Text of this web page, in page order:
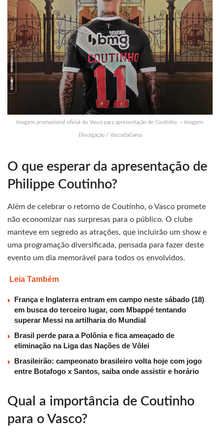
Imagem promocional oficial do Vasco para apresentação de Coutinho. – Imagem:
Divulgação / VascodaGama
O que esperar da apresentação de
Philippe Coutinho?
Além de celebrar o retorno de Coutinho, o Vasco promete
não economizar nas surpresas para o público. O clube
manteve em segredo as atrações, que incluirão um show e
uma programação diversificada, pensada para fazer deste
evento um dia memorável para todos os envolvidos.
Leia Também
França e Inglaterra entram em campo neste sábado (18)
em busca do terceiro lugar, com Mbappé tentando
superar Messi na artilharia do Mundial
Brasil perde para a Polônia e fica ameaçado de
eliminação na Liga das Nações de Vôlei
Brasileirão: campeonato brasileiro volta hoje com jogo
entre Botafogo x Santos, saiba onde assistir e horário
Qual a importância de Coutinho
para o Vasco?